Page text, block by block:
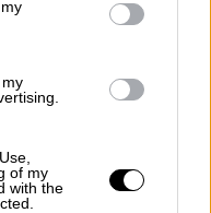
of my
with the
descarbonización
entre
de la misma
trabajadores y
que viven
impactados por el